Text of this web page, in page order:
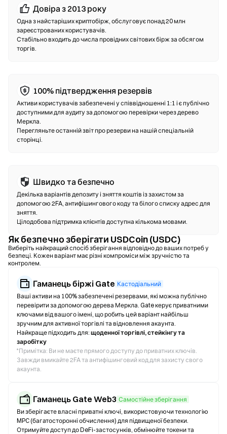
Децентралізовані біржі (DEX)
Торгуйте напряму з іншими користувачами без
посередників. DEX використовує смарт-контракти для
здійснення свопів на блокчейні—реєстрація чи
рівень прослизання і підтвердіть своп. Зверніть увагу,
стягується комісія за газ, а ціни можуть відрізнятися від
централізованих ринків через глибину ліквідності. Більшість
операцій на DEX відбувається на ланцюгах, сумісних з EVM,
таких як Ethereum, BNB Chain та Polygon.
Довіра з 2013 року
Одна з найстаріших криптобірж, обслуговує понад 20 млн
зареєстрованих користувачів.
Стабільно входить до числа провідних світових бірж за обсягом
торгів.
100% підтвердження резервів
Активи користувачів забезпечені у співвідношенні 1:1 і є публічно
доступними для аудиту за допомогою перевірки через дерево
Меркла.
Перегляньте останній звіт про резерви на нашій спеціальній
сторінці.
Швидко та безпечно
Декілька варіантів депозиту і зняття коштів із захистом за
допомогою 2FA, антифішингового коду та білого списку адрес для
зняття.
Цілодобова підтримка клієнтів доступна кількома мовами.
Як безпечно зберігати USDCoin (USDC)
Виберіть найкращий спосіб зберігання відповідно до ваших потреб у
безпеці. Кожен варіант має різні компроміси між зручністю та
контролем.
Гаманець біржі Gate Кастодіальний
Ваші активи на 100% забезпечені резервами, які можна публічно
перевірити за допомогою дерева Меркла. Gate керує приватними
ключами від вашого імені, що робить цей варіант найбільш
зручним для активної торгівлі та відновлення акаунта.
Найкраще підходить для: щоденної торгівлі, стейкінгу та
заробітку
*Примітка: Ви не маєте прямого доступу до приватних ключів.
Завжди вмикайте 2FA та антифішинговий код для захисту свого
акаунта.
Гаманець Gate Web3 Самостійне зберігання
Ви зберігаєте власні приватні ключі, використовуючи технологію
MPC (багатосторонні обчислення) для підвищеної безпеки.
Отримуйте доступ до DeFi-застосунків, обмінюйте токени та